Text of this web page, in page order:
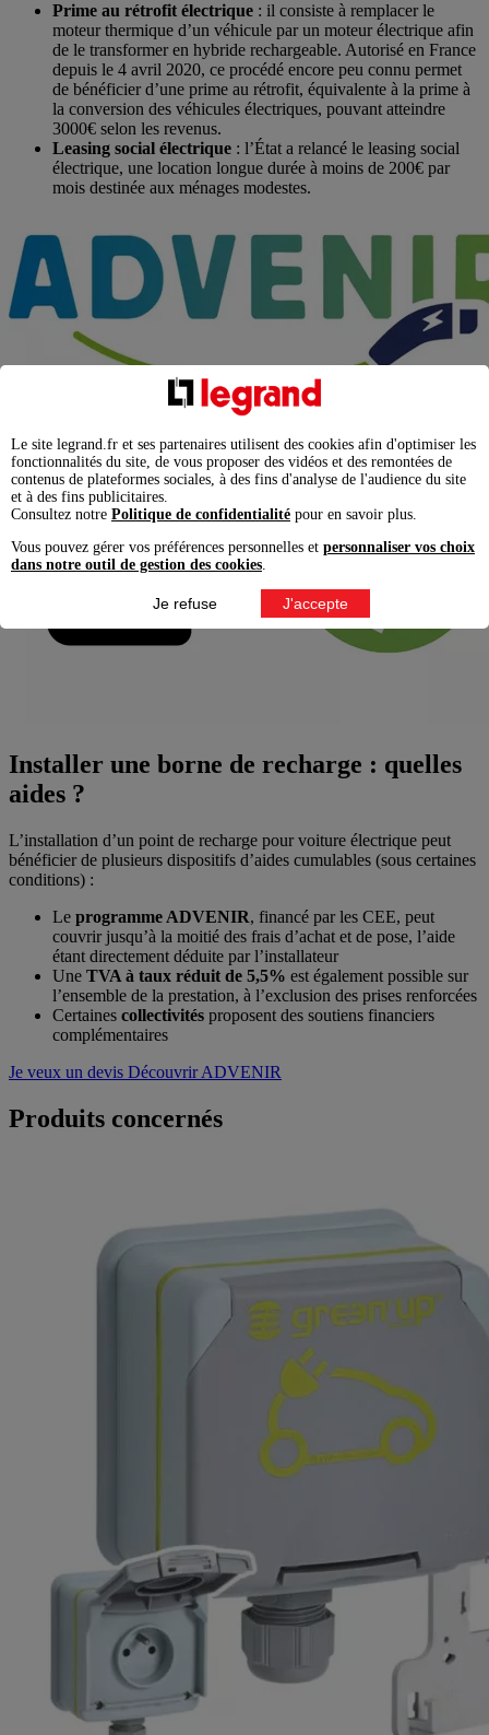
Prime au rétrofit électrique : il consiste à remplacer le
moteur thermique d’un véhicule par un moteur électrique afin
de le transformer en hybride rechargeable. Autorisé en France
depuis le 4 avril 2020, ce procédé encore peu connu permet
de bénéficier d’une prime au rétrofit, équivalente à la prime à
la conversion des véhicules électriques, pouvant atteindre
3000€ selon les revenus.
Leasing social électrique : l’État a relancé le leasing social
électrique, une location longue durée à moins de 200€ par
mois destinée aux ménages modestes.
Installer une borne de recharge : quelles
aides ?
L’installation d’un point de recharge pour voiture électrique peut
bénéficier de plusieurs dispositifs d’aides cumulables (sous certaines
conditions) :
Le programme ADVENIR, financé par les CEE, peut
couvrir jusqu’à la moitié des frais d’achat et de pose, l’aide
étant directement déduite par l’installateur
Une TVA à taux réduit de 5,5% est également possible sur
l’ensemble de la prestation, à l’exclusion des prises renforcées
Certaines collectivités proposent des soutiens financiers
complémentaires
Je veux un devis Découvrir ADVENIR
Produits concernés
Le site legrand.fr et ses partenaires utilisent des cookies afin d'optimiser les
fonctionnalités du site, de vous proposer des vidéos et des remontées de
contenus de plateformes sociales, à des fins d'analyse de l'audience du site
et à des fins publicitaires.
Consultez notre Politique de confidentialité pour en savoir plus.
Vous pouvez gérer vos préférences personnelles et personnaliser vos choix
dans notre outil de gestion des cookies.
Je refuse J'accepte